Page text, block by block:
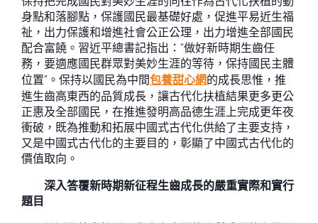
身點和落腳點，保護國民最基礎好處，促進平易近生福
祉，出力保護和增進社會公正公理，出力增進全部國民
配合富饒。習近平總書記指出：“做好新時期生齒任
務，要適應國民群眾對美妙生涯的等待，保持國民主體
位置”。保持以國民為中間包養甜心網的成長思惟，推
進生齒高東西的品質成長，讓古代化扶植結果更多更公
正惠及全部國民，在推進發明高品德生涯上完成更年夜
衝破，既為推動和拓展中國式古代化供給了主要支持，
又是中國式古代化的主要目的，彰顯了中國式古代化的
價值取向。
深入答覆新時期新征程生齒成長的嚴重實際和實行
題目